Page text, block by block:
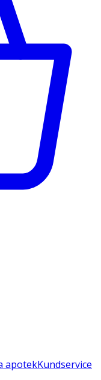
apotekKundservice